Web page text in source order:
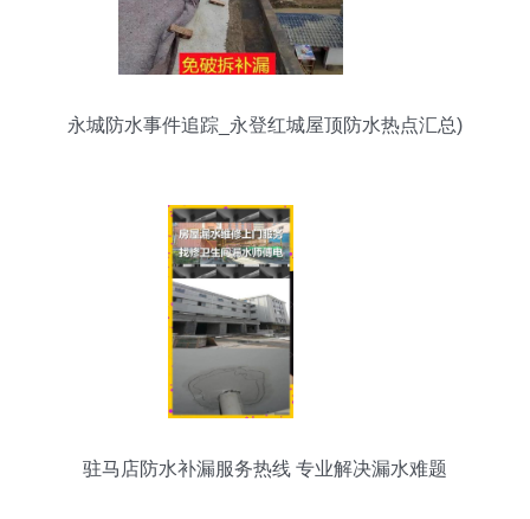
永城防水事件追踪_永登红城屋顶防水热点汇总)
驻马店防水补漏服务热线 专业解决漏水难题